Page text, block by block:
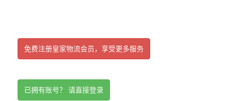
免费注册皇家物流会员，享受更多服务
已拥有账号？ 请直接登录